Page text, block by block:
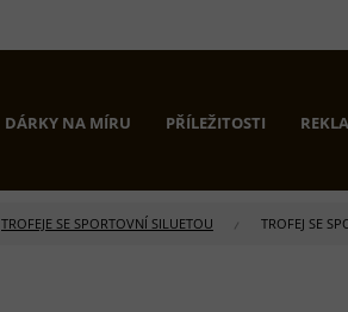
DÁRKY NA MÍRU PŘÍLEŽITOSTI
TROFEJE SE SPORTOVNÍ SILUETOU TROFEJ SE